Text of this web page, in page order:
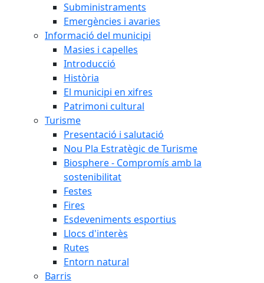
Subministraments
Emergències i avaries
Informació del municipi
Masies i capelles
Introducció
Història
El municipi en xifres
Patrimoni cultural
Turisme
Presentació i salutació
Nou Pla Estratègic de Turisme
Biosphere - Compromís amb la
sostenibilitat
Festes
Fires
Esdeveniments esportius
Llocs d'interès
Rutes
Entorn natural
Barris